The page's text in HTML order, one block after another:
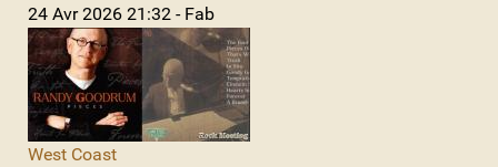
24 Avr 2026 21:32 - Fab
West Coast